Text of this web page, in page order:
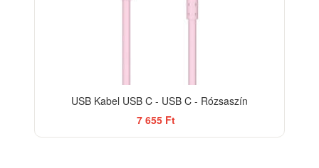
USB Kabel USB C - USB C - Rózsaszín
7 655 Ft